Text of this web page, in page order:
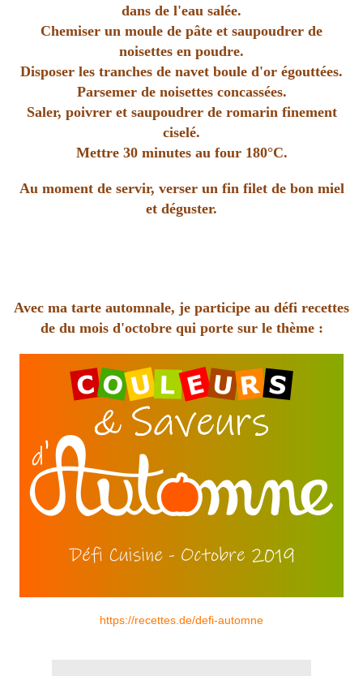
dans de l'eau salée.
Chemiser un moule de pâte et saupoudrer de
noisettes en poudre.
Disposer les tranches de navet boule d'or égouttées.
Parsemer de noisettes concassées.
Saler, poivrer et saupoudrer de romarin finement
ciselé.
Mettre 30 minutes au four 180°C.
Au moment de servir, verser un fin filet de bon miel
et déguster.
Avec ma tarte automnale, je participe au défi recettes
de du mois d'octobre qui porte sur le thème :
https://recettes.de/defi-automne